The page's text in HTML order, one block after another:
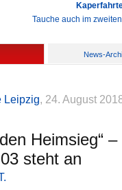
Tauche auch im
News-
Leipzig, 24. August
Heimsieg“
steht an